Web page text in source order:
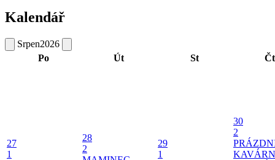
Kalendář
Srpen2026
Po
Út St Čt
27
1
28
2
29
1
30
2